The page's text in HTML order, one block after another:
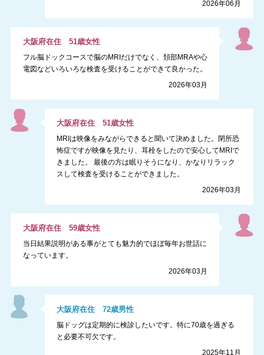
2026年06月
大阪府在住 51歳女性
フル脳ドックコースで脳のMRIだけでなく、頚部MRAや心
電図などいろいろな検査を受けることができて良かった。
2026年03月
大阪府在住51歳女性
MRIは映像をみながらできると聞いて決めました。閉所恐
怖症ですが映像を見たり、耳栓をしたので安心してMRIで
きました。 最後の方は眠りそうになり、かなりリラック
スして検査を受けることができました。
2026年03月
大阪府在住 59歳女性
当日結果説明がある事がとても魅力的でほぼ毎年お世話に
なっています。
2026年03月
大阪府在住72歳男性
脳ドッグは定期的に検診したいです。特に70歳を過ぎる
と必要不可欠です。
2025年11月